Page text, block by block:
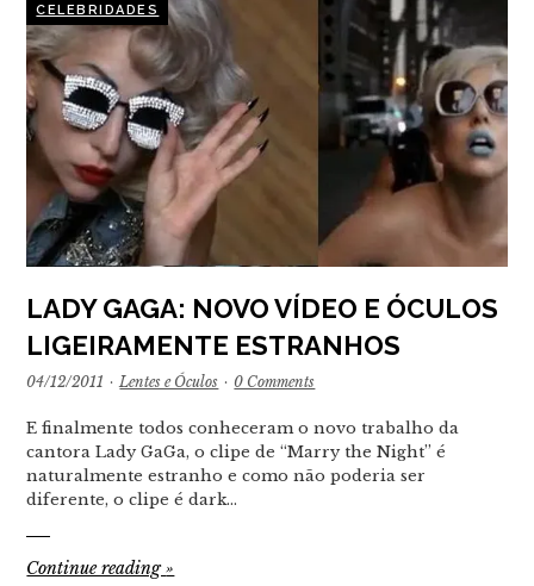
CELEBRIDADES
LADY GAGA: NOVO VÍDEO E ÓCULOS
LIGEIRAMENTE ESTRANHOS
04/12/2011 · Lentes e Óculos · 0 Comments
E finalmente todos conheceram o novo trabalho da
cantora Lady GaGa, o clipe de “Marry the Night” é
naturalmente estranho e como não poderia ser
diferente, o clipe é dark…
Continue reading»